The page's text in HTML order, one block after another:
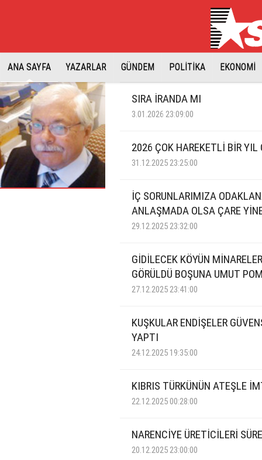
ANA SAYFA YAZARLAR GÜNDEM POLİTİKA EKONOMİ
SIRA İRANDA MI
3.01.2026 23:09:00
2026 ÇOK HAREKETLİ BİR YIL
31.12.2025 23:25:00
İÇ SORUNLARIMIZA
ANLAŞMADA OLSA ÇARE
29.12.2025 23:32:00
GİDİLECEK KÖYÜN
GÖRÜLDÜ BOŞUNA UMUT
27.12.2025 23:41:00
KUŞKULAR ENDİŞELER
YAPTI
24.12.2025 19:35:00
KIBRIS TÜRKÜNÜN ATEŞLE
22.12.2025 00:28:00
NARENCİYE ÜRETİCİLERİ
20.12.2025 23:00:00